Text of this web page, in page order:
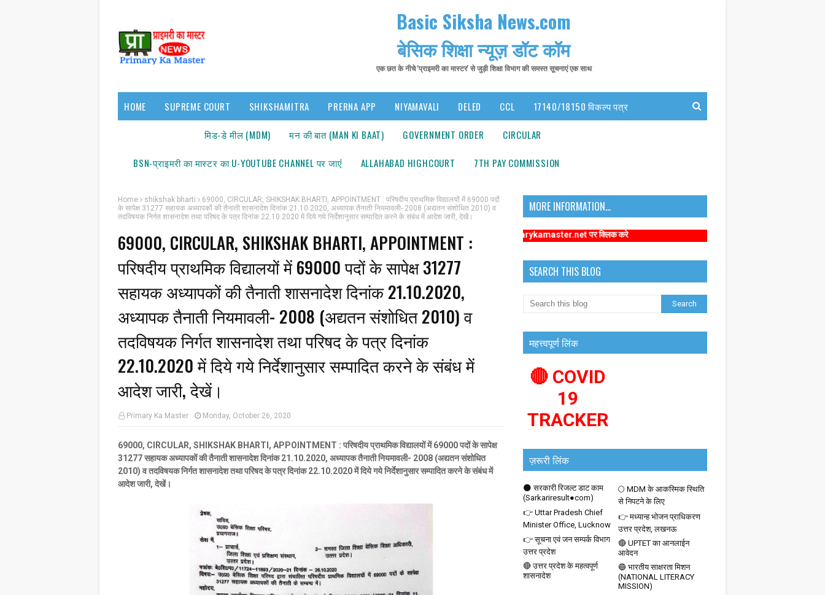
Basic Siksha News.com
बेसिक शिक्षा न्यूज़ डॉट कॉम
एक छत के नीचे 'प्राइमरी का मास्टर' से जुड़ी शिक्षा विभाग की समस्त सूचनाएं एक साथ
HOME SUPREME COURT SHIKSHAMITRA PRERNA APP NIYAMAVALI DELED CCL 17140/18150 विकल्प पत्र
मिड-डे मील (MDM) मन की बात (MAN KI BAAT) GOVERNMENT ORDER CIRCULAR
BSN-प्राइमरी का मास्टर का U-YOUTUBE CHANNEL पर जाएंं ALLAHABAD HIGHCOURT 7TH PAY COMMISSION
Home shikshak bharti
69000, CIRCULAR, SHIKSHAK BHARTI, APPOINTMENT : परिषदीय प्राथमिक विद्यालयों में 69000 पदों
के सापेक्ष 31277 सहायक अध्यापकों की तैनाती शासनादेश दिनांक 21.10.2020, अध्यापक तैनाती नियमावली- 2008 (अद्यतन संशोधित 2010) व
तदविषयक निर्गत शासनादेश तथा परिषद के पत्र दिनांक 22.10.2020 में दिये गये निर्देशानुसार सम्पादित करने के संबंध में आदेश जारी, देखें।
69000, CIRCULAR, SHIKSHAK BHARTI, APPOINTMENT :
परिषदीय प्राथमिक विद्यालयों में 69000 पदों के सापेक्ष 31277
सहायक अध्यापकों की तैनाती शासनादेश दिनांक 21.10.2020,
अध्यापक तैनाती नियमावली- 2008 (अद्यतन संशोधित 2010) व
तदविषयक निर्गत शासनादेश तथा परिषद के पत्र दिनांक
22.10.2020 में दिये गये निर्देशानुसार सम्पादित करने के संबंध में
आदेश जारी, देखें।
Primary Ka Master Monday, October 26, 2020
69000, CIRCULAR, SHIKSHAK BHARTI, APPOINTMENT : परिषदीय प्राथमिक विद्यालयों में 69000 पदों के सापेक्ष
31277 सहायक अध्यापकों की तैनाती शासनादेश दिनांक 21.10.2020, अध्यापक तैनाती नियमावली- 2008 (अद्यतन संशोधित
2010) व तदविषयक निर्गत शासनादेश तथा परिषद के पत्र दिनांक 22.10.2020 में दिये गये निर्देशानुसार सम्पादित करने के संबंध में
आदेश जारी, देखें।
MORE INFORMATION...
सूचना: अधिक संबंधित समाचारों के लिए कृपया https://www.primarykamaster.net पर क्लिक करे
SEARCH THIS BLOG
महत्त्वपूर्ण लिंक
🔴 COVID
19
TRACKER
ज़रूरी लिंक
🌑 सरकारी रिजल्ट डाट काम
(Sarkariresult●com)
🌕 MDM के आकस्मिक स्थिति
से निपटने के लिए
👉 Uttar Pradesh Chief
Minister Office, Lucknow
👉 मध्यान्ह भोजन प्राधिकरण
उत्तर प्रदेश, लखनऊ
👉 सूचना एवं जन सम्पर्क विभाग
उत्तर प्रदेश
🔴 UPTET का आनलाईन
आवेदन
🔴 उत्तर प्रदेश के महत्वपूर्ण
शासनादेश
🔵 भारतीय साक्षरता मिशन
(NATIONAL LITERACY
MISSION)